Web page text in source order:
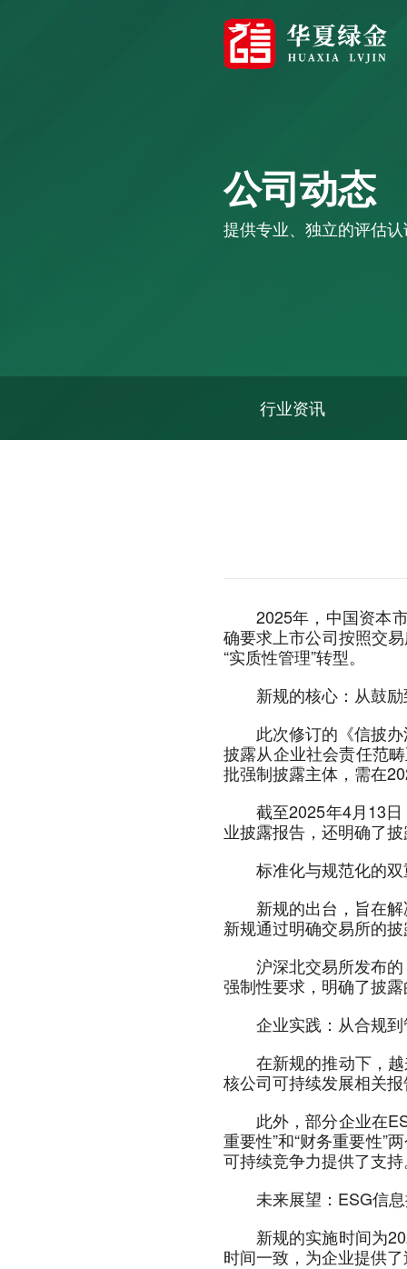
公司动态
提供专业、独立的评估
2025年，中国资本
确要求上市公司按照交
“实质性管理”转型。
新规的核心：从鼓
此次修订的《信披
披露从企业社会责任范
批强制披露主体，需在
截至2025年4月13
业披露报告，还明确了
标准化与规范化的
新规的出台，旨在
新规通过明确交易所的
沪深北交易所发布
强制性要求，明确了披
企业实践：从合规
在新规的推动下，
核公司可持续发展相关
此外，部分企业在
重要性”和“财务重要性”
可持续竞争力提供了支
未来展望：ESG信
新规的实施时间为
时间一致，为企业提供
行业资讯